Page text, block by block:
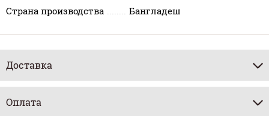
Страна производства
Бангладеш
Доставка
Оплата